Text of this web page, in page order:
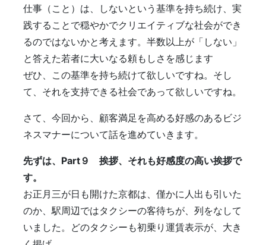
仕事（こと）は、しないという基準を持ち続け、実
践することで穏やかでクリエイティブな社会ができ
るのではないかと考えます。半数以上が「しない」
と答えた若者に大いなる頼もしさを感じます
ぜひ、この基準を持ち続けて欲しいですね。そし
て、それを支持できる社会であって欲しいですね。
さて、今回から、顧客満足を高める好感のあるビジ
ネスマナーについて話を進めていきます。
先ずは、Part９ 挨拶、それも好感度の高い挨拶で
す。
お正月三が日も開けた京都は、僅かに人出も引いた
のか、駅周辺ではタクシーの客待ちが、列をなして
いました。どのタクシーも初乗り運賃表示が、大き